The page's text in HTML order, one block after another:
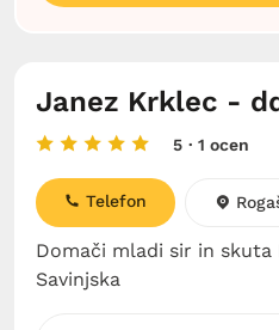
Janez Krklec -
5 · 1 ocen
Domači mladi sir in skuta
Savinjska
Telefon